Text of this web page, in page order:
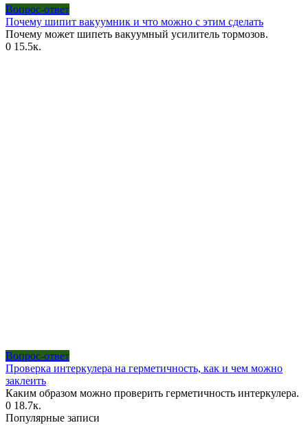
Вопрос-ответ
Почему шипит вакуумник и что можно с этим сделать
Почему может шипеть вакуумный усилитель тормозов.
0 15.5к.
Вопрос-ответ
Проверка интеркулера на герметичность, как и чем можно
заклеить
Каким образом можно проверить герметичность интеркулера.
0 18.7к.
Популярные записи